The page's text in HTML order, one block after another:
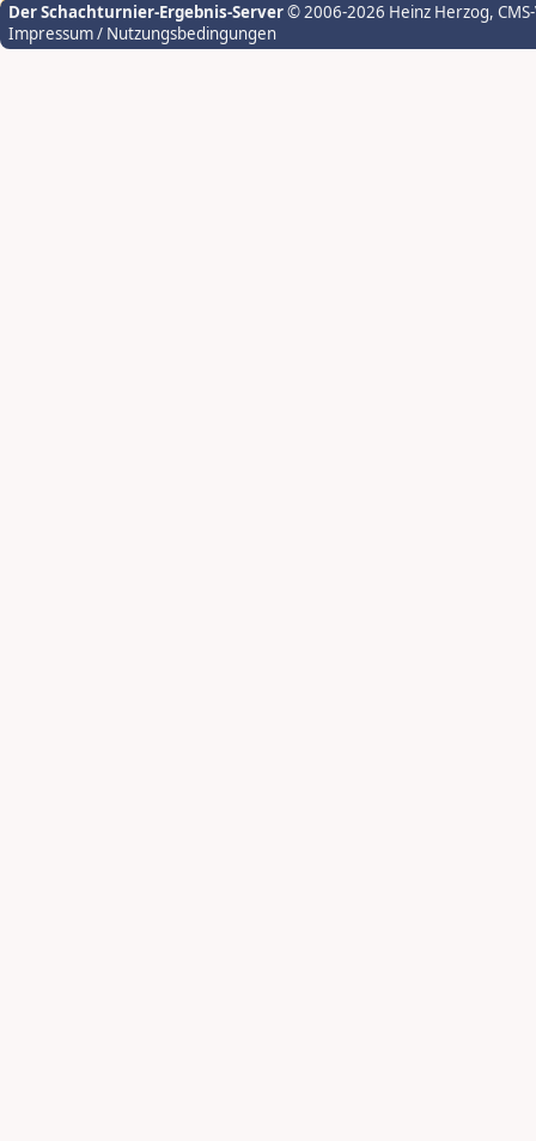
Der Schachturnier-Ergebnis-Server© 2006-2026 Heinz Herzog,
Impressum / Nutzungsbedingungen